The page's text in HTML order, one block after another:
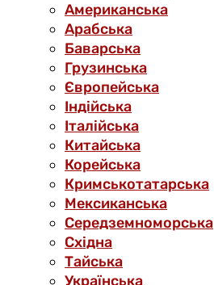
Американська
Арабська
Баварська
Грузинська
Європейська
Індійська
Італійська
Китайська
Корейська
Кримськотатарська
Мексиканська
Середземноморська
Східна
Тайська
Українська